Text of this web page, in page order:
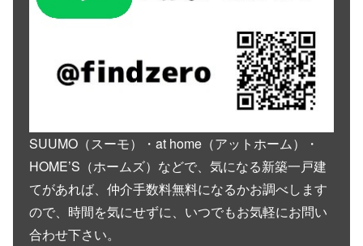
SUUMO（スーモ）・at home（アットホーム）・
HOME’S（ホームズ）などで、気になる新築一戸建
てがあれば、仲介手数料無料になるかお調べします
ので、時間を気にせずに、いつでもお気軽にお問い
合わせ下さい。